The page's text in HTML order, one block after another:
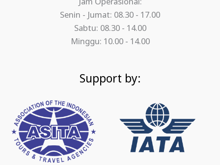
Jam Operasional:
Senin - Jumat: 08.30 - 17.00
Sabtu: 08.30 - 14.00
Minggu: 10.00 - 14.00
Support by: